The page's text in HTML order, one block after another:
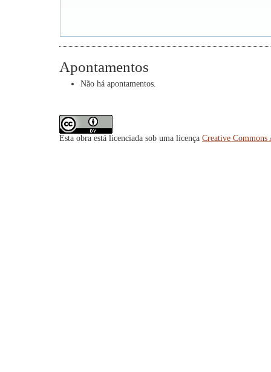
Apontamentos
Não há apontamentos.
Esta obra está licenciada sob uma licença Creative